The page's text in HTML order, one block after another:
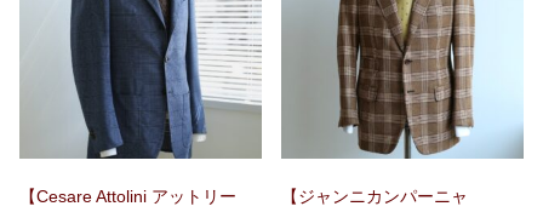
【Cesare Attolini アットリー
【ジャンニカンパーニャ